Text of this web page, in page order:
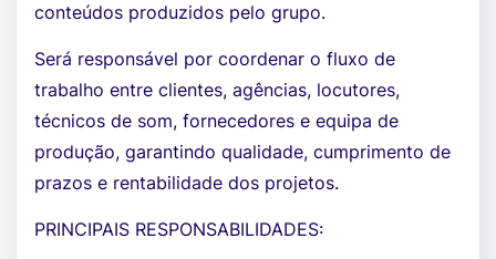
conteúdos produzidos pelo grupo.
Será responsável por coordenar o fluxo de
trabalho entre clientes, agências, locutores,
técnicos de som, fornecedores e equipa de
produção, garantindo qualidade, cumprimento de
prazos e rentabilidade dos projetos.
PRINCIPAIS RESPONSABILIDADES: